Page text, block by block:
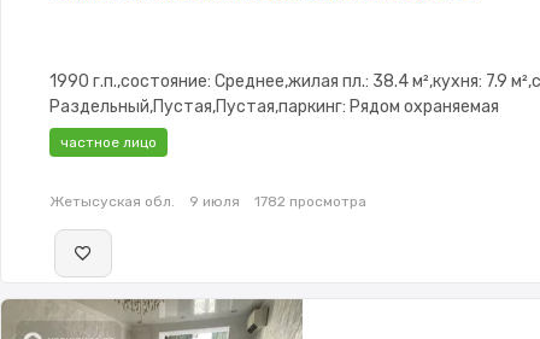
1990 г.п.,состояние: Среднее,жилая пл.: 38.4 м²,кухня: 7.9
Раздельный,Пустая,Пустая,паркинг: Рядом охраняемая
стоянка,Неугловая,Улучшенная,Комнаты
двор
частное лицо
Жетысуская обл. 9 июля 1782 просмотра